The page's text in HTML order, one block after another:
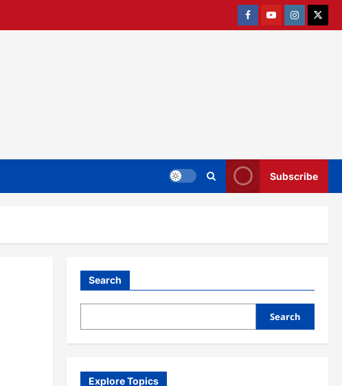
FacebookYoutubeInstagramtwitter
Subscribe
Search
Search
Explore Topics